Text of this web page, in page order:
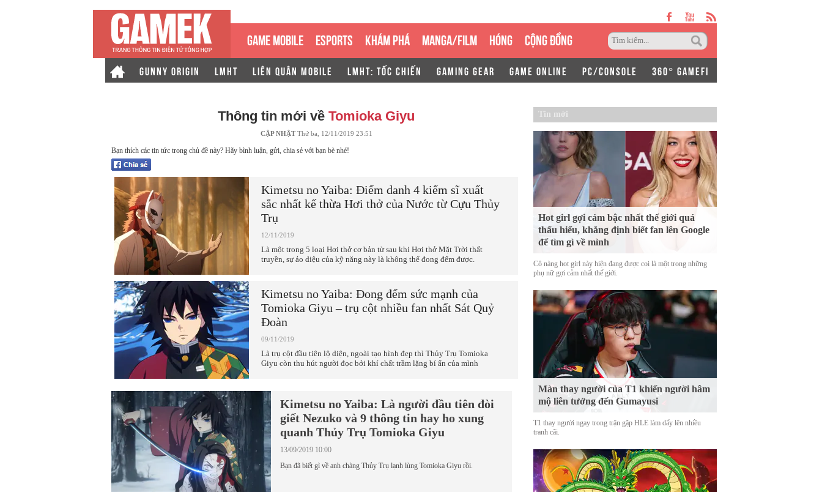
GAME MOBILE ESPORTS KHÁM PHÁ MANGA/FILM HÓNG CỘNG ĐỒNG
GUNNY ORIGIN LMHT LIÊN QUÂN MOBILE LMHT: TỐC CHIẾN GAMING GEAR GAME ONLINE PC/CONSOLE 360° GAMEFI
Thông tin mới về Tomioka Giyu
CẬP NHẬTThứ ba, 12/11/2019 23:51
Bạn thích các tin tức trong chủ đề này? Hãy bình luận, gửi, chia sẻ với bạn bè nhé!
Kimetsu no Yaiba: Điểm danh 4 kiếm sĩ xuất
sắc nhất kế thừa Hơi thở của Nước từ Cựu Thủy
Trụ
12/11/2019
Là một trong 5 loại Hơi thở cơ bản từ sau khi Hơi thở Mặt Trời thất
truyền, sự ảo diệu của kỹ năng này là không thể đong đếm được.
Kimetsu no Yaiba: Đong đếm sức mạnh của
Tomioka Giyu – trụ cột nhiều fan nhất Sát Quỷ
Đoàn
09/11/2019
Là trụ cột đầu tiên lộ diện, ngoài tạo hình đẹp thì Thủy Trụ Tomioka
Giyu còn thu hút người đọc bởi khí chất trầm lặng bí ẩn của mình
Kimetsu no Yaiba: Là người đầu tiên đòi
giết Nezuko và 9 thông tin hay ho xung
quanh Thủy Trụ Tomioka Giyu
13/09/2019 10:00
Bạn đã biết gì về anh chàng Thủy Trụ lạnh lùng Tomioka Giyu rồi.
Tin mới
Hot girl gợi cảm bậc nhất thế giới quá
thấu hiểu, khẳng định biết fan lên Google
để tìm gì về mình
Cô nàng hot girl này hiện đang được coi là một trong những
phụ nữ gợi cảm nhất thế giới.
Màn thay người của T1 khiến người hâm
mộ liên tưởng đến Gumayusi
T1 thay người ngay trong trận gặp HLE làm dấy lên nhiều
tranh cãi.